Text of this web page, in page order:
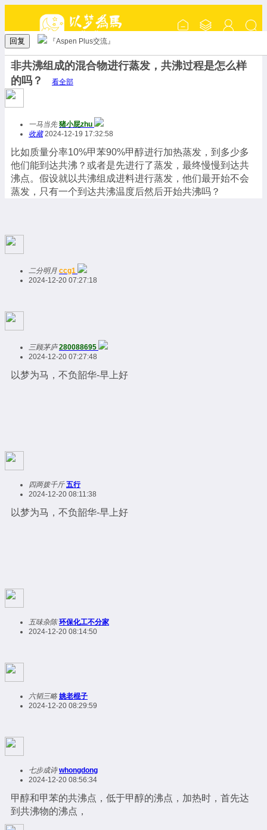
回复 『Aspen Plus交流』
非共沸组成的混合物进行蒸发，共沸过程是怎么样
的吗？
看全部
一马当先 猪小屁zhu
收藏2024-12-19 17:32:58
比如质量分率10%甲苯90%甲醇进行加热蒸发，到多少多
他们能到达共沸？或者是先进行了蒸发，最终慢慢到达共
沸点。假设就以共沸组成进料进行蒸发，他们最开始不会
蒸发，只有一个到达共沸温度后然后开始共沸吗？
二分明月 ccg1
2024-12-20 07:27:18
三顾茅庐 280088695
2024-12-20 07:27:48
以梦为马，不负韶华-早上好
四两拨千斤 五行
2024-12-20 08:11:38
以梦为马，不负韶华-早上好
五味杂陈 环保化工不分家
2024-12-20 08:14:50
六韬三略 姚老棍子
2024-12-20 08:29:59
七步成诗 whongdong
2024-12-20 08:56:34
甲醇和甲苯的共沸点，低于甲醇的沸点，加热时，首先达
到共沸物的沸点，